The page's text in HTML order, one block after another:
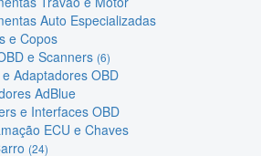
Auto Especializadas
e Copos
e Scanners (6)
Adaptadores OBD
AdBlue
e Interfaces OBD
ECU e Chaves
(24)